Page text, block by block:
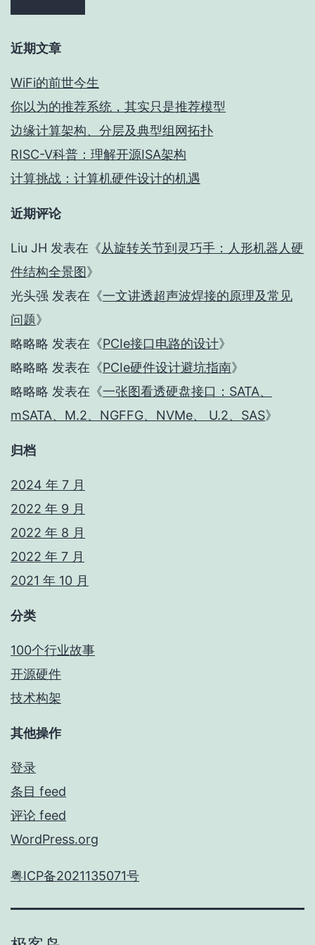
近期文章
WiFi的前世今生
你以为的推荐系统，其实只是推荐模型
边缘计算架构、分层及典型组网拓扑
RISC-V科普：理解开源ISA架构
计算挑战：计算机硬件设计的机遇
近期评论
Liu JH 发表在《从旋转关节到灵巧手：人形机器人硬
件结构全景图》
光头强 发表在《一文讲透超声波焊接的原理及常见
问题》
略略略 发表在《PCIe接口电路的设计》
略略略 发表在《PCIe硬件设计避坑指南》
略略略 发表在《一张图看透硬盘接口：SATA、
mSATA、M.2、NGFFG、NVMe、 U.2、SAS》
归档
2024 年 7 月
2022 年 9 月
2022 年 8 月
2022 年 7 月
2021 年 10 月
分类
100个行业故事
开源硬件
技术构架
其他操作
登录
条目 feed
评论 feed
WordPress.org
粤ICP备2021135071号